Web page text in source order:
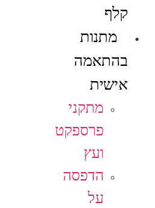
קלף
מתנות
בהתאמה
אישית
מתקני
פרספקט
ועץ
הדפסה
על